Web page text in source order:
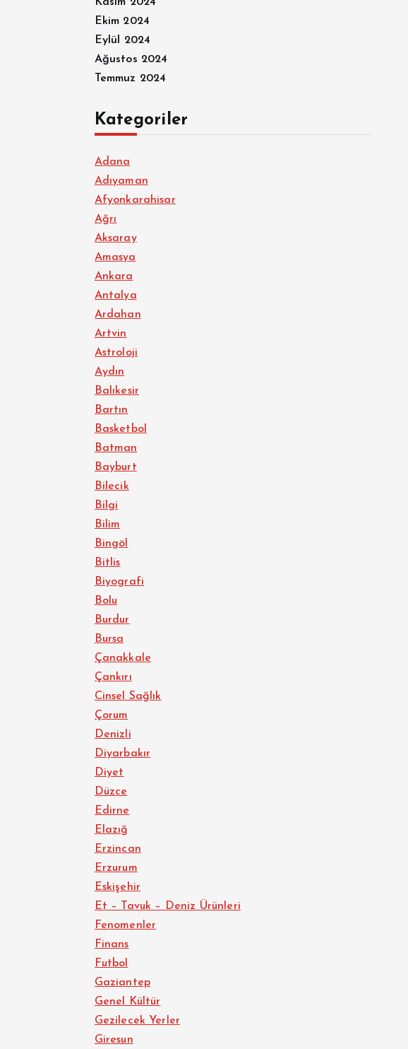
Ekim 2024
Eylül 2024
Ağustos 2024
Temmuz 2024
Kategoriler
Adana
Adıyaman
Afyonkarahisar
Ağrı
Aksaray
Amasya
Ankara
Antalya
Ardahan
Artvin
Astroloji
Aydın
Balıkesir
Bartın
Basketbol
Batman
Bayburt
Bilecik
Bilgi
Bilim
Bingöl
Bitlis
Biyografi
Bolu
Burdur
Bursa
Çanakkale
Çankırı
Cinsel Sağlık
Çorum
Denizli
Diyarbakır
Diyet
Düzce
Edirne
Elazığ
Erzincan
Erzurum
Eskişehir
Et – Tavuk – Deniz Ürünleri
Fenomenler
Finans
Futbol
Gaziantep
Genel Kültür
Gezilecek Yerler
Giresun